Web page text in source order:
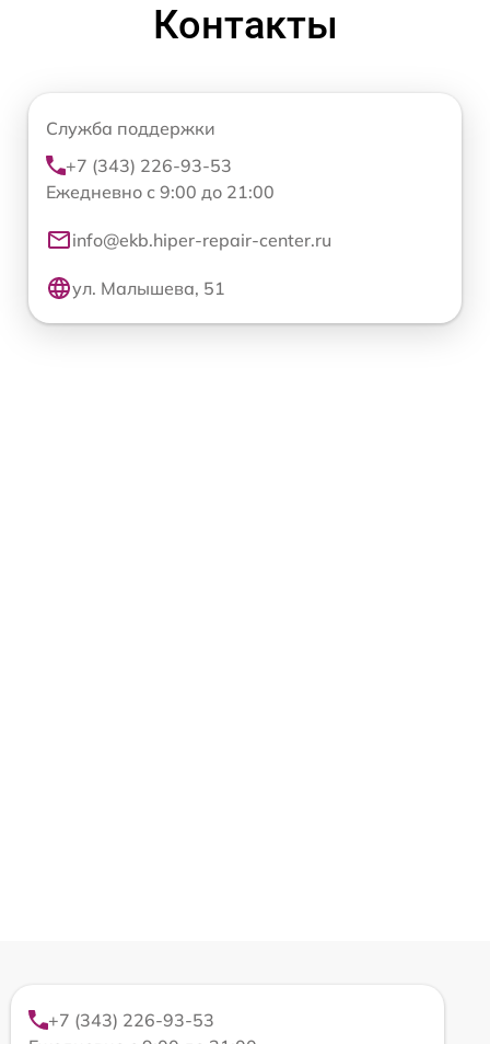
Контакты
Служба поддержки
+7 (343) 226-93-53
Ежедневно с 9:00 до 21:00
info@ekb.hiper-repair-center.ru
ул. Малышева, 51
+7 (343) 226-93-53